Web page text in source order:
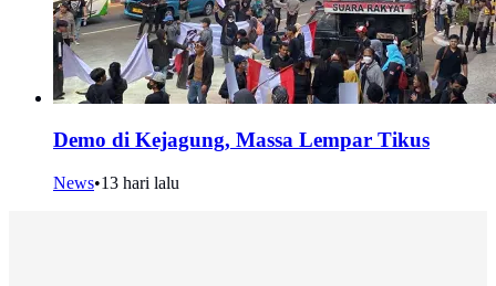
Demo di Kejagung, Massa Lempar Tikus
News•13 hari lalu